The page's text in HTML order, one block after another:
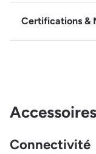
Certifications &
Accessoires
Connectivité